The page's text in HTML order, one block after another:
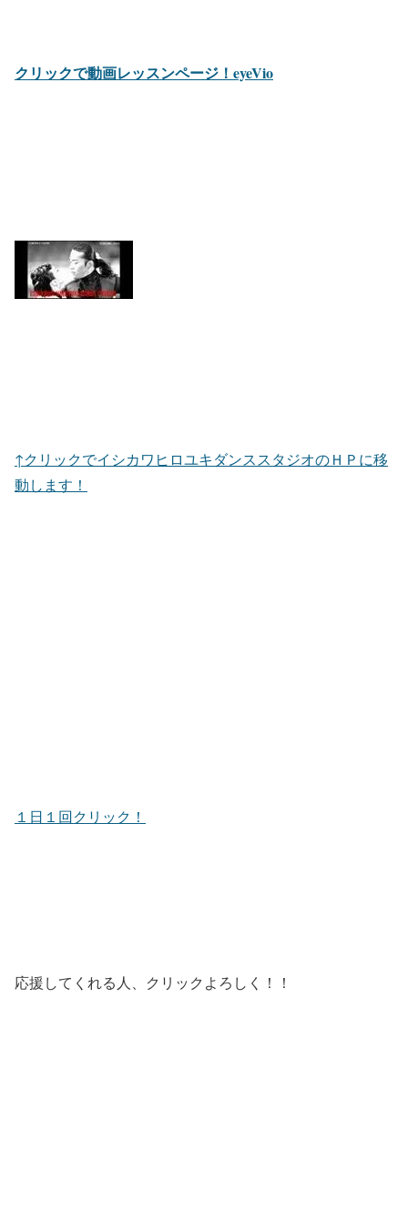
クリックで動画レッスンページ！eyeVio
↑クリックでイシカワヒロユキダンススタジオのＨＰに移
動します！
１日１回クリック！
応援してくれる人、クリックよろしく！！